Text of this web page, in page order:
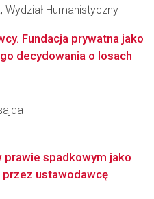
Wydział Humanistyczny
Fundacja prywatna jako
decydowania o losach
prawie spadkowym jako
ustawodawcę